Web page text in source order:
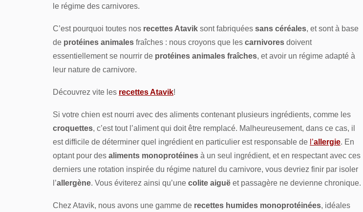
le régime des carnivores.
C’est pourquoi toutes nos recettes Atavik sont fabriquées sans céréales, et sont à base
de protéines animales fraîches : nous croyons que les carnivores doivent
essentiellement se nourrir de protéines animales fraîches, et avoir un régime adapté à
leur nature de carnivore.
Découvrez vite les recettes Atavik!
Si votre chien est nourri avec des aliments contenant plusieurs ingrédients, comme les
croquettes, c’est tout l’aliment qui doit être remplacé. Malheureusement, dans ce cas, il
est difficile de déterminer quel ingrédient en particulier est responsable de l’allergie. En
optant pour des aliments monoprotéines à un seul ingrédient, et en respectant avec ces
derniers une rotation inspirée du régime naturel du carnivore, vous devriez finir par isoler
l’allergène. Vous éviterez ainsi qu’une colite aiguë et passagère ne devienne chronique.
Chez Atavik, nous avons une gamme de recettes humides monoprotéinées, idéales